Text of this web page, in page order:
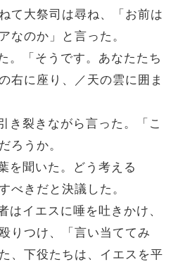
て大祭司は尋ね、「お前は
なのか」と言った。
。「そうです。あなたたち
右に座り、／天の雲に囲ま
き裂きながら言った。「こ
ろうか。
を聞いた。どう考える
べきだと決議した。
はイエスに唾を吐きかけ、
りつけ、「言い当ててみ
、下役たちは、イエスを平